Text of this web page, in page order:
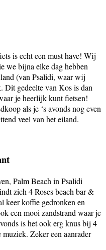
is echt een must have! Wij
we bijna elke dag hebben
(van Psalidi, waar wij
gedeelte van Kos is dan
je heerlijk kunt fietsen!
als je ‘s avonds nog even
veel van het eiland.
Palm Beach in Psalidi
zich 4 Roses beach bar &
keer koffie gedronken en
een mooi zandstrand waar je
is het ook erg knus bij 4
Zeker een aanrader